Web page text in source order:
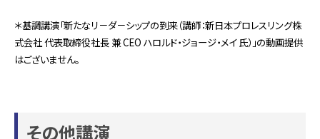
＊基調講演「新たなリ－ダ－シップの到来（講師：新日本プロレスリング株
式会社 代表取締役社長 兼 CEO ハロルド・ジョージ・メイ 氏）」の動画提供
はございません。
その他講演